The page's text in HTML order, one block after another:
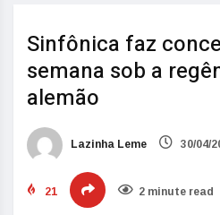
Sinfônica faz
semana sob a
alemão
Lazinha Leme 30/04/
21 2 minute read